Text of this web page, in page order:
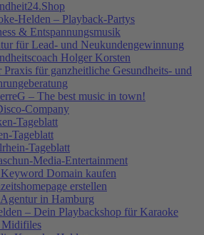
Helden – Playback-Partys
& Entspannungsmusik
für Lead- und Neukundengewinnung
Holger Korsten
Praxis für ganzheitliche Gesundheits- und
– The best music in town!
Company
Tageblatt
Tageblatt
Tageblatt
Media-Entertainment
Domain kaufen
erstellen
in Hamburg
– Dein Playbackshop für Karaoke